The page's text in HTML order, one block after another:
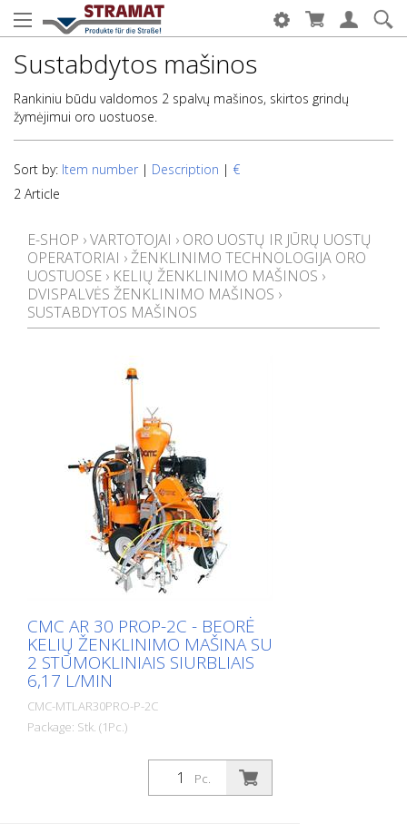
Sustabdytos mašinos
Rankiniu būdu valdomos 2 spalvų mašinos, skirtos grindų
žymėjimui oro uostuose.
Sort by: Item number | Description | €
2 Article
E-SHOP ›VARTOTOJAI › ORO UOSTŲ IR JŪRŲ UOSTŲ
OPERATORIAI ›ŽENKLINIMO TECHNOLOGIJA ORO
UOSTUOSE › KELIŲ ŽENKLINIMO MAŠINOS ›
DVISPALVĖS ŽENKLINIMO MAŠINOS ›
SUSTABDYTOS MAŠINOS
CMC AR 30 PROP-2C - BEORĖ
KELIŲ ŽENKLINIMO MAŠINA SU
2 STŪMOKLINIAIS SIURBLIAIS
6,17 L/MIN
CMC-MTLAR30PRO-P-2C
Package: Stk. (1Pc.)
Pc.